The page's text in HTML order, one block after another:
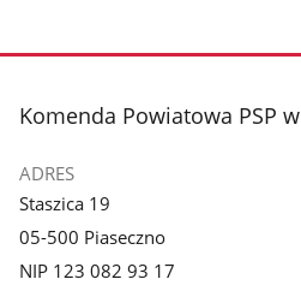
stopka
Komenda Powiatowa PSP
ADRES
Staszica 19
05-500 Piaseczno
NIP 123 082 93 17